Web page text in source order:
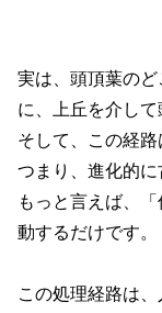
実は、頭頂葉の
に、上丘を介して
そして、この経路
つまり、進化的に
もっと言えば、
動するだけです。
この処理経路は、